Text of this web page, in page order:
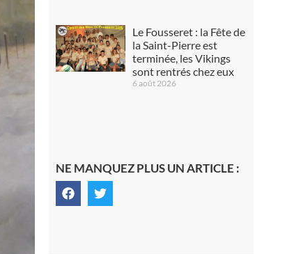
Le Fousseret : la Fête de
la Saint-Pierre est
terminée, les Vikings
sont rentrés chez eux
6 août 2026
NE MANQUEZ PLUS UN ARTICLE :